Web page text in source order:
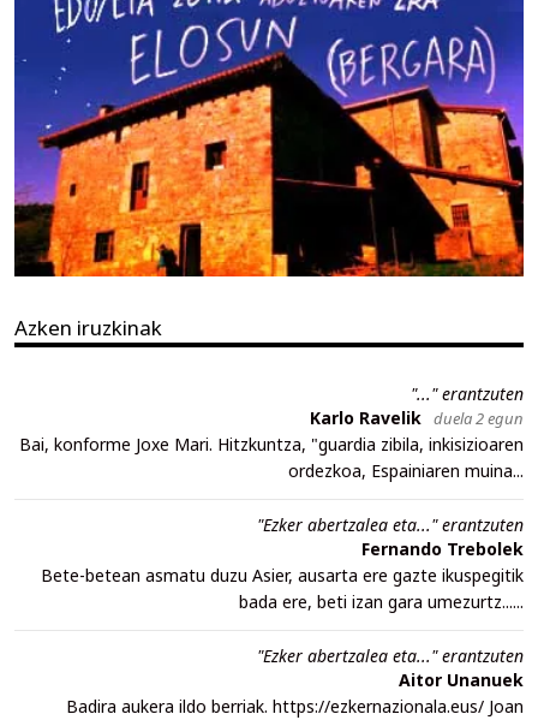
Azken iruzkinak
"..." erantzuten
Karlo Ravelik duela 2 egun
Bai, konforme Joxe Mari. Hitzkuntza, "guardia zibila, inkisizioaren
ordezkoa, Espainiaren muina...
"Ezker abertzalea eta..." erantzuten
Fernando Trebolek
Bete-betean asmatu duzu Asier, ausarta ere gazte ikuspegitik
bada ere, beti izan gara umezurtz......
"Ezker abertzalea eta..." erantzuten
Aitor Unanuek
Badira aukera ildo berriak. https://ezkernazionala.eus/ Joan